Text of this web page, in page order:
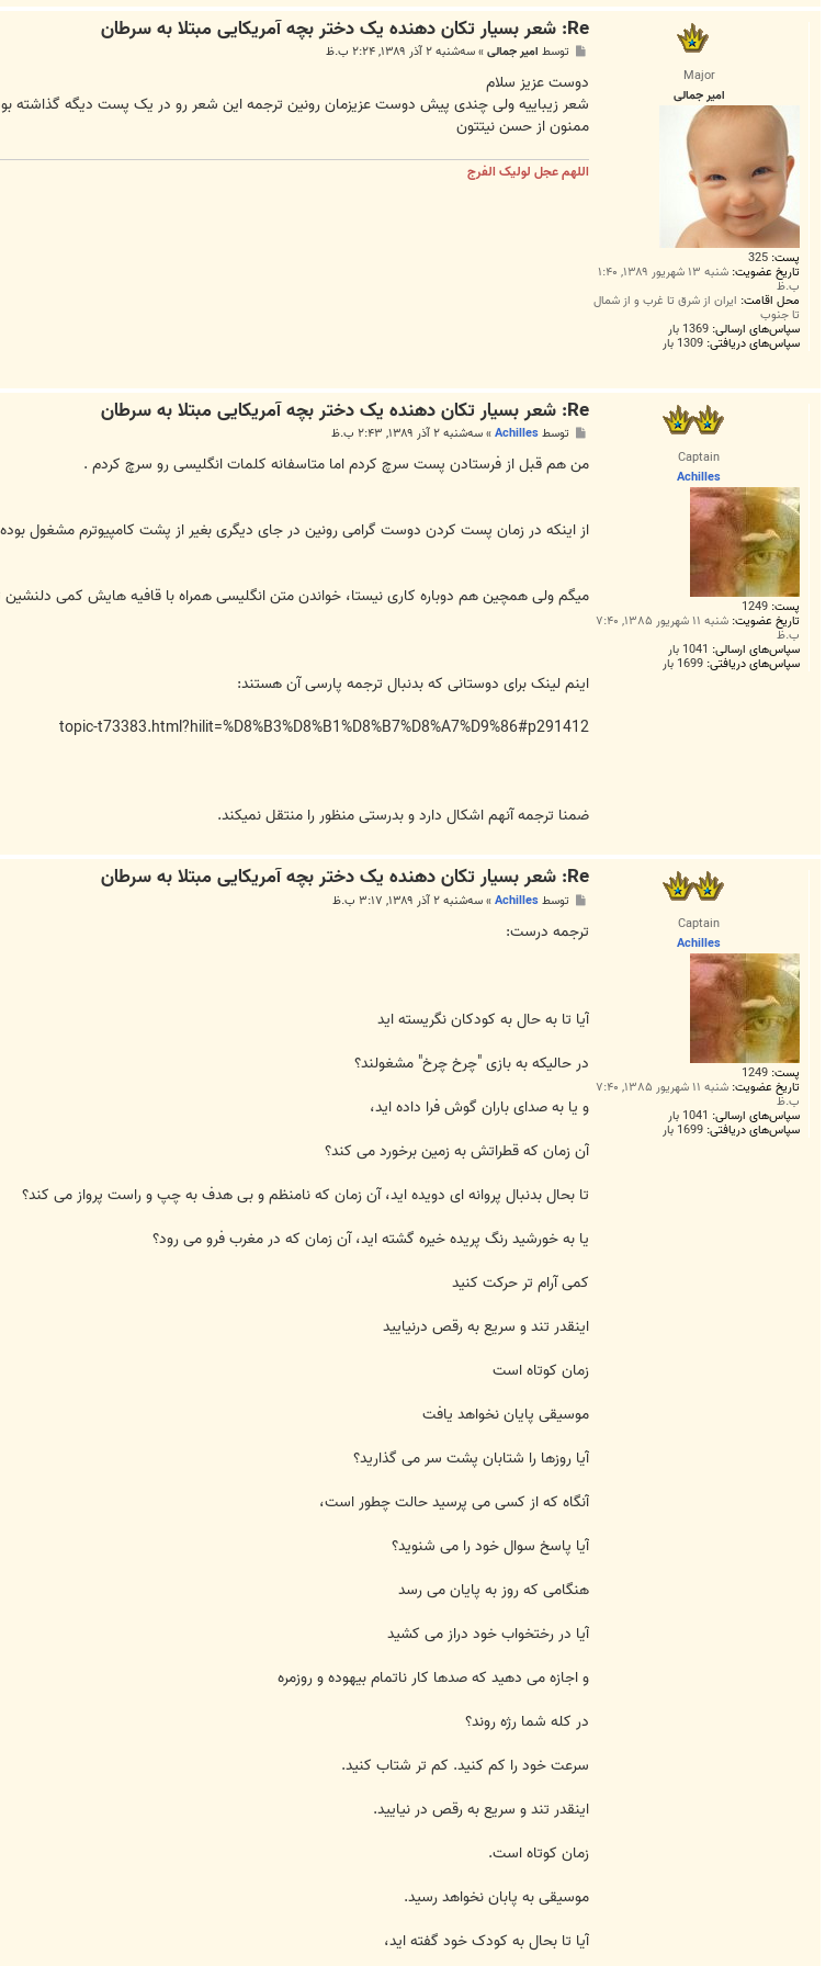
Major
امیر جمالی
پست: 325
تاریخ عضویت: شنبه ۱۳ شهریور ۱۳۸۹, ۱:۴۰
ب.ظ
محل اقامت: ایران از شرق تا غرب و از شمال
تا جنوب
سپاس‌های ارسالی: 1369 بار
سپاس‌های دریافتی: 1309 بار
Re: شعر بسیار تکان دهنده یک دختر بچه آمریکایی مبتلا به سرطان
ت
توسط امیر جمالی»سه‌شنبه ۲ آذر ۱۳۸۹, ۲:۲۴ ب.ظ
دوست عزیز سلام
شعر زیباییه ولی چندی پیش دوست عزیزمان رونین ترجمه این شعر رو در یک پست دیگه گذاشته
ممنون از حسن نیتتون
اللهم عجل لولیک الفرج
Captain
Achilles
پست: 1249
تاریخ عضویت: شنبه ۱۱ شهریور ۱۳۸۵, ۷:۴۰
ب.ظ
سپاس‌های ارسالی: 1041 بار
سپاس‌های دریافتی: 1699 بار
Re: شعر بسیار تکان دهنده یک دختر بچه آمریکایی مبتلا به سرطان
ت
توسطAchilles
»سه‌شنبه ۲ آذر ۱۳۸۹, ۲:۴۳ ب.ظ
من هم قبل از فرستادن پست سرچ کردم اما متاسفانه کلمات انگلیسی رو سرچ کردم .
از اینکه در زمان پست کردن دوست گرامی رونین در جای دیگری بغیر از پشت کامپیوترم مشغول
میگم ولی همچین هم دوباره کاری نیستا، خواندن متن انگلیسی همراه با قافیه هایش کمی دلنشین
اینم لینک برای دوستانی که بدنبال ترجمه پارسی آن هستند:
topic-t73383.html?hilit=%D8%B3%D8%B1%D8%B7%D8%A7%D9%86#p291412
ضمنا ترجمه آنهم اشکال دارد و بدرستی منظور را منتقل نمیکند.
Captain
Achilles
پست: 1249
تاریخ عضویت: شنبه ۱۱ شهریور ۱۳۸۵, ۷:۴۰
ب.ظ
سپاس‌های ارسالی: 1041 بار
سپاس‌های دریافتی: 1699 بار
Re: شعر بسیار تکان دهنده یک دختر بچه آمریکایی مبتلا به سرطان
ت
توسطAchilles
»سه‌شنبه ۲ آذر ۱۳۸۹, ۳:۱۷ ب.ظ
ترجمه درست:
آیا تا به حال به کودکان نگریسته اید
در حالیکه به بازی "چرخ چرخ" مشغولند؟
و یا به صدای باران گوش فرا داده اید،
آن زمان که قطراتش به زمین برخورد می کند؟
تا بحال بدنبال پروانه ای دویده اید، آن زمان که نامنظم و بی هدف به چپ و راست پرواز می کند؟
یا به خورشید رنگ پریده خیره گشته اید، آن زمان که در مغرب فرو می رود؟
کمی آرام تر حرکت کنید
اینقدر تند و سریع به رقص درنیایید
زمان کوتاه است
موسیقی پایان نخواهد یافت
آیا روزها را شتابان پشت سر می گذارید؟
آنگاه که از کسی می پرسید حالت چطور است،
آیا پاسخ سوال خود را می شنوید؟
هنگامی که روز به پایان می رسد
آیا در رختخواب خود دراز می کشید
و اجازه می دهید که صدها کار ناتمام بیهوده و روزمره
در کله شما رژه روند؟
سرعت خود را کم کنید. کم تر شتاب کنید.
اینقدر تند و سریع به رقص در نیایید.
زمان کوتاه است.
موسیقی به پابان نخواهد رسید.
آیا تا بحال به کودک خود گفته اید،